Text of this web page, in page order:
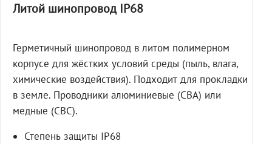
Литой шинопровод IP68
Герметичный шинопровод в литом полимерном
корпусе для жёстких условий среды (пыль, влага,
химические воздействия). Подходит для прокладки
в земле. Проводники алюминиевые (СВА) или
медные (СВС).
Степень защиты IP68